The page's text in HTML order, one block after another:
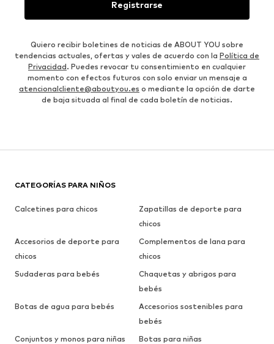
Registrarse
Quiero recibir boletines de noticias de ABOUT YOU sobre
tendencias actuales, ofertas y vales de acuerdo con la Política de
Privacidad. Puedes revocar tu consentimiento en cualquier
momento con efectos futuros con solo enviar un mensaje a
atencionalcliente@aboutyou.es o mediante la opción de darte
de baja situada al final de cada boletín de noticias.
CATEGORÍAS PARA NIÑOS
Calcetines para chicos
Zapatillas de deporte para
chicos
Accesorios de deporte para
chicos
Complementos de lana para
chicos
Sudaderas para bebés
Chaquetas y abrigos para
bebés
Botas de agua para bebés
Accesorios sostenibles para
bebés
Conjuntos y monos para niñas
Botas para niñas